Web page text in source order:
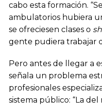
cabo esta formación.
ambulatorios hubiera
se ofreciesen clases o
gente pudiera trabajar
Pero antes de llegar a
señala un problema
profesionales
sistema público: “La